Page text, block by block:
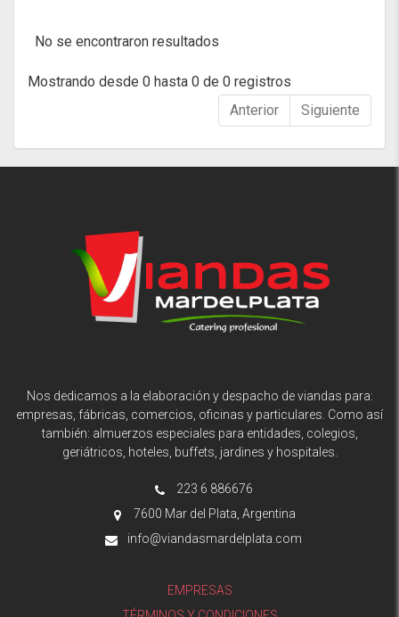
No se encontraron resultados
Mostrando desde 0 hasta 0 de 0 registros
Anterior
Siguiente
Nos dedicamos a la elaboración y despacho de viandas para:
empresas, fábricas, comercios, oficinas y particulares. Como así
también: almuerzos especiales para entidades, colegios,
geriátricos, hoteles, buffets, jardines y hospitales.
223 6 886676
7600 Mar del Plata, Argentina
info@viandasmardelplata.com
EMPRESAS